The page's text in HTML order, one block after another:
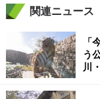
関連ニュース
「
う
川